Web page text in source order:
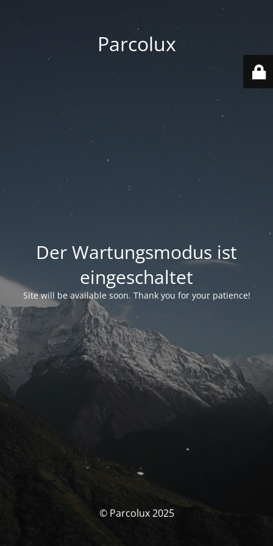
Parcolux
Der Wartungsmodus ist
eingeschaltet
Site will be available soon. Thank you for your patience!
© Parcolux 2025